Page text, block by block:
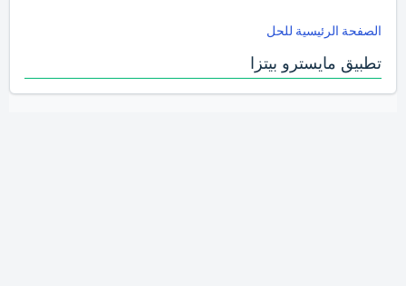
الصفحة الرئيسية للحل
تطبيق مايسترو بيتزا